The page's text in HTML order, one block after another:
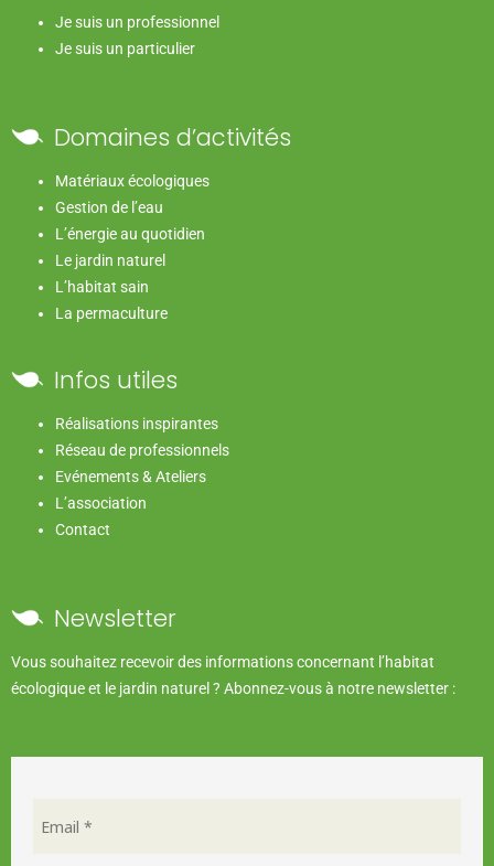
Je suis un professionnel
Je suis un particulier
Domaines d’activités
Matériaux écologiques
Gestion de l’eau
L’énergie au quotidien
Le jardin naturel
L’habitat sain
La permaculture
Infos utiles
Réalisations inspirantes
Réseau de professionnels
Evénements & Ateliers
L’association
Contact
Newsletter
Vous souhaitez recevoir des informations concernant l’habitat
écologique et le jardin naturel ? Abonnez-vous à notre newsletter :